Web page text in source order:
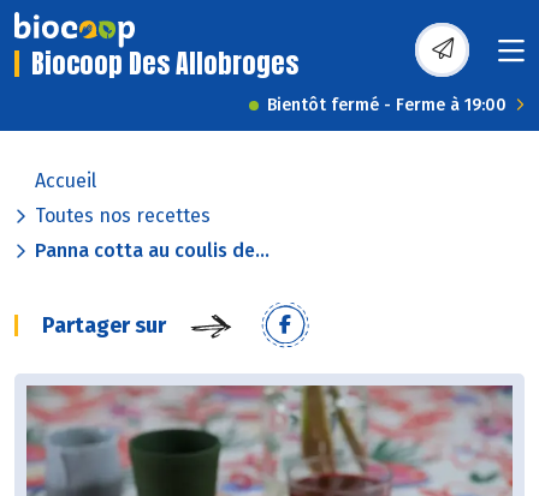
Biocoop Des Allobroges
Bientôt fermé - Ferme à 19:00
Accueil
Toutes nos recettes
Panna cotta au coulis de...
Partager sur